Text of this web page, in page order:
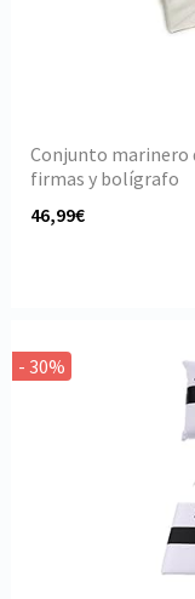
Conjunto marinero
firmas y bolígrafo
46,99€
- 30%